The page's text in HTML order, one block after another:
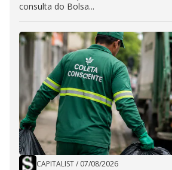
consulta do Bolsa...
CAPITALIST/ 07/08/2026